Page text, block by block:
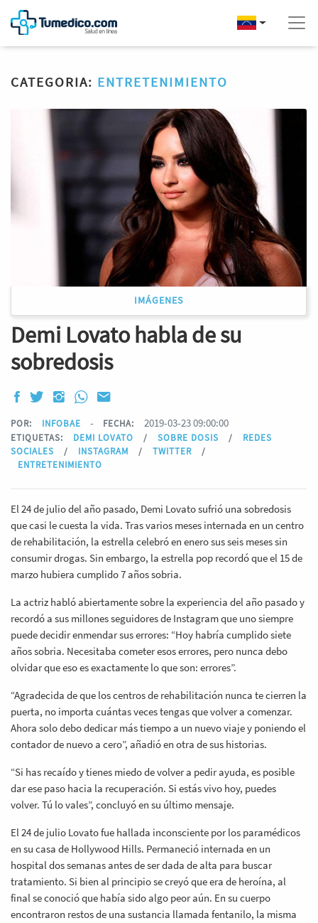
CATEGORIA: ENTRETENIMIENTO
IMÁGENES
Demi Lovato habla de su
sobredosis
POR: INFOBAE - FECHA: 2019-03-23 09:00:00
ETIQUETAS: DEMI LOVATO / SOBRE DOSIS /
REDES
SOCIALES
/ INSTAGRAM / TWITTER
/
ENTRETENIMIENTO
El 24 de julio del año pasado, Demi Lovato sufrió una sobredosis
que casi le cuesta la vida. Tras varios meses internada en un centro
de rehabilitación, la estrella celebró en enero sus seis meses sin
consumir drogas. Sin embargo, la estrella pop recordó que el 15 de
marzo hubiera cumplido 7 años sobria.
La actriz habló abiertamente sobre la experiencia del año pasado y
recordó a sus millones seguidores de Instagram que uno siempre
puede decidir enmendar sus errores: “Hoy habría cumplido siete
años sobria. Necesitaba cometer esos errores, pero nunca debo
olvidar que eso es exactamente lo que son: errores”.
“Agradecida de que los centros de rehabilitación nunca te cierren la
puerta, no importa cuántas veces tengas que volver a comenzar.
Ahora solo debo dedicar más tiempo a un nuevo viaje y poniendo el
contador de nuevo a cero”, añadió en otra de sus historias.
“Si has recaído y tienes miedo de volver a pedir ayuda, es posible
dar ese paso hacia la recuperación. Si estás vivo hoy, puedes
volver. Tú lo vales”, concluyó en su último mensaje.
El 24 de julio Lovato fue hallada inconsciente por los paramédicos
en su casa de Hollywood Hills. Permaneció internada en un
hospital dos semanas antes de ser dada de alta para buscar
tratamiento. Si bien al principio se creyó que era de heroína, al
final se conoció que había sido algo peor aún. En su cuerpo
encontraron restos de una sustancia llamada fentanilo, la misma